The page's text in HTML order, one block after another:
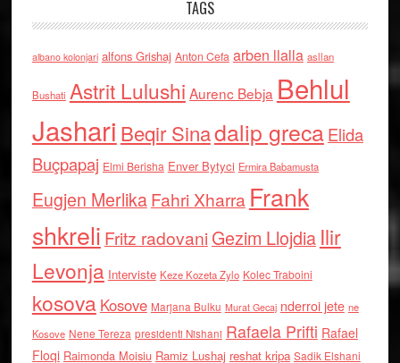
TAGS
albano kolonjari alfons Grishaj Anton Cefa arben llalla asllan
Bushati Astrit Lulushi Aurenc Bebja Behlul
Jashari Beqir Sinadalip grecaElida
Buçpapaj Elmi Berisha Enver Bytyci Ermira Babamusta
Eugjen MerlikaFahri Xharra Frank
shkreli Fritz radovaniGezim Llojdia Ilir
Levonja Interviste Keze Kozeta Zylo Kolec Traboini
kosova Kosove Marjana Bulku Murat Gecaj nderroi jete ne
Kosove Nene Tereza presidenti Nishani Rafaela Prifti Rafael
Floqi Raimonda Moisiu Ramiz Lushaj reshat kripa Sadik Elshani